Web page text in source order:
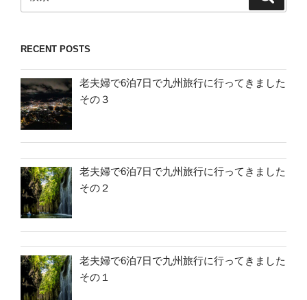
索:
RECENT POSTS
老夫婦で6泊7日で九州旅行に行ってきました
その３
老夫婦で6泊7日で九州旅行に行ってきました
その２
老夫婦で6泊7日で九州旅行に行ってきました
その１